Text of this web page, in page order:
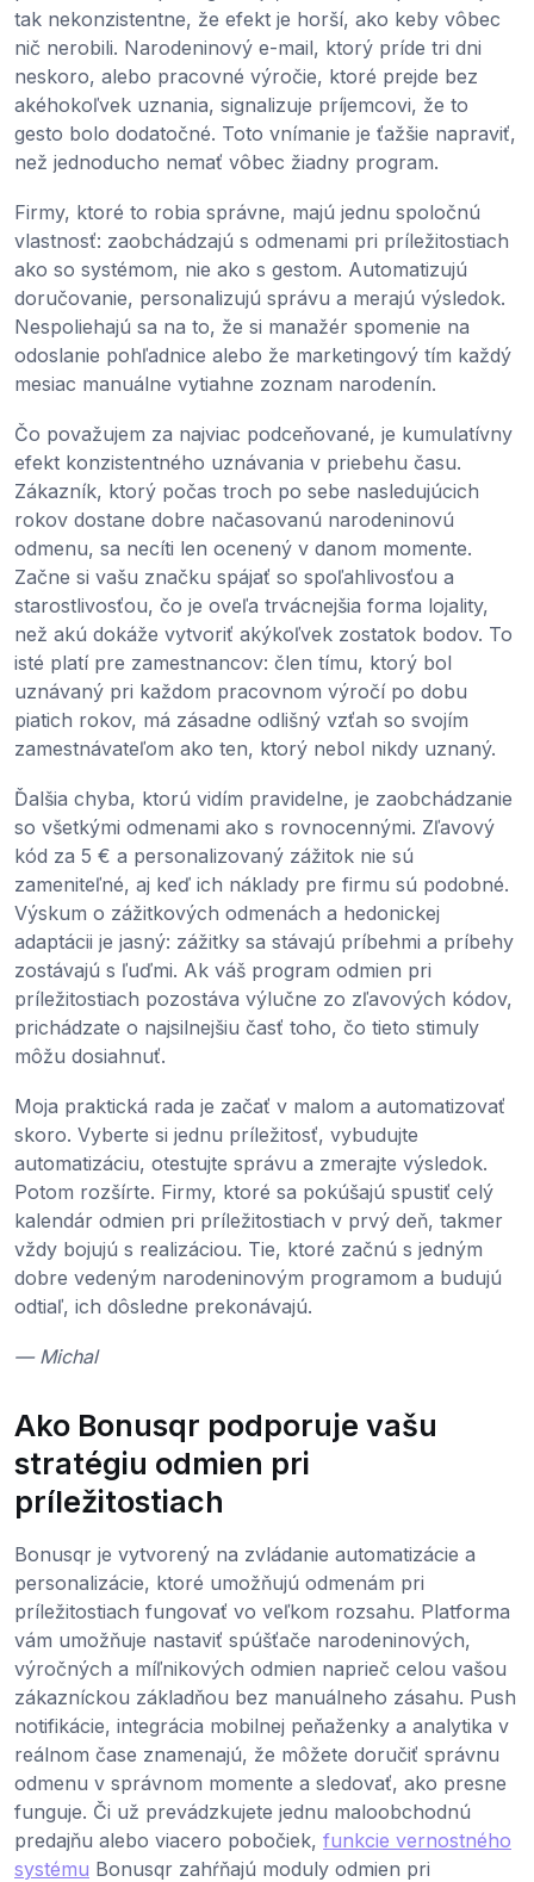
tak nekonzistentne, že efekt je horší, ako keby vôbec
nič nerobili. Narodeninový e-mail, ktorý príde tri dni
neskoro, alebo pracovné výročie, ktoré prejde bez
akéhokoľvek uznania, signalizuje príjemcovi, že to
gesto bolo dodatočné. Toto vnímanie je ťažšie napraviť,
než jednoducho nemať vôbec žiadny program.
Firmy, ktoré to robia správne, majú jednu spoločnú
vlastnosť: zaobchádzajú s odmenami pri príležitostiach
ako so systémom, nie ako s gestom. Automatizujú
doručovanie, personalizujú správu a merajú výsledok.
Nespoliehajú sa na to, že si manažér spomenie na
odoslanie pohľadnice alebo že marketingový tím každý
mesiac manuálne vytiahne zoznam narodenín.
Čo považujem za najviac podceňované, je kumulatívny
efekt konzistentného uznávania v priebehu času.
Zákazník, ktorý počas troch po sebe nasledujúcich
rokov dostane dobre načasovanú narodeninovú
odmenu, sa necíti len ocenený v danom momente.
Začne si vašu značku spájať so spoľahlivosťou a
starostlivosťou, čo je oveľa trvácnejšia forma lojality,
než akú dokáže vytvoriť akýkoľvek zostatok bodov. To
isté platí pre zamestnancov: člen tímu, ktorý bol
uznávaný pri každom pracovnom výročí po dobu
piatich rokov, má zásadne odlišný vzťah so svojím
zamestnávateľom ako ten, ktorý nebol nikdy uznaný.
Ďalšia chyba, ktorú vidím pravidelne, je zaobchádzanie
so všetkými odmenami ako s rovnocennými. Zľavový
kód za 5 € a personalizovaný zážitok nie sú
zameniteľné, aj keď ich náklady pre firmu sú podobné.
Výskum o zážitkových odmenách a hedonickej
adaptácii je jasný: zážitky sa stávajú príbehmi a príbehy
zostávajú s ľuďmi. Ak váš program odmien pri
príležitostiach pozostáva výlučne zo zľavových kódov,
prichádzate o najsilnejšiu časť toho, čo tieto stimuly
môžu dosiahnuť.
Moja praktická rada je začať v malom a automatizovať
skoro. Vyberte si jednu príležitosť, vybudujte
automatizáciu, otestujte správu a zmerajte výsledok.
Potom rozšírte. Firmy, ktoré sa pokúšajú spustiť celý
kalendár odmien pri príležitostiach v prvý deň, takmer
vždy bojujú s realizáciou. Tie, ktoré začnú s jedným
dobre vedeným narodeninovým programom a budujú
odtiaľ, ich dôsledne prekonávajú.
— Michal
Ako Bonusqr podporuje vašu
stratégiu odmien pri
príležitostiach
Bonusqr je vytvorený na zvládanie automatizácie a
personalizácie, ktoré umožňujú odmenám pri
príležitostiach fungovať vo veľkom rozsahu. Platforma
vám umožňuje nastaviť spúšťače narodeninových,
výročných a míľnikových odmien naprieč celou vašou
zákazníckou základňou bez manuálneho zásahu. Push
notifikácie, integrácia mobilnej peňaženky a analytika v
reálnom čase znamenajú, že môžete doručiť správnu
odmenu v správnom momente a sledovať, ako presne
funguje. Či už prevádzkujete jednu maloobchodnú
predajňu alebo viacero pobočiek, funkcie vernostného
systému Bonusqr zahŕňajú moduly odmien pri